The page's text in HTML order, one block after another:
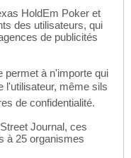
HoldEm Poker et
des utilisateurs, qui
de publicités
permet à n'importe qui
même sils
de confidentialité.
Journal, ces
à 25 organismes